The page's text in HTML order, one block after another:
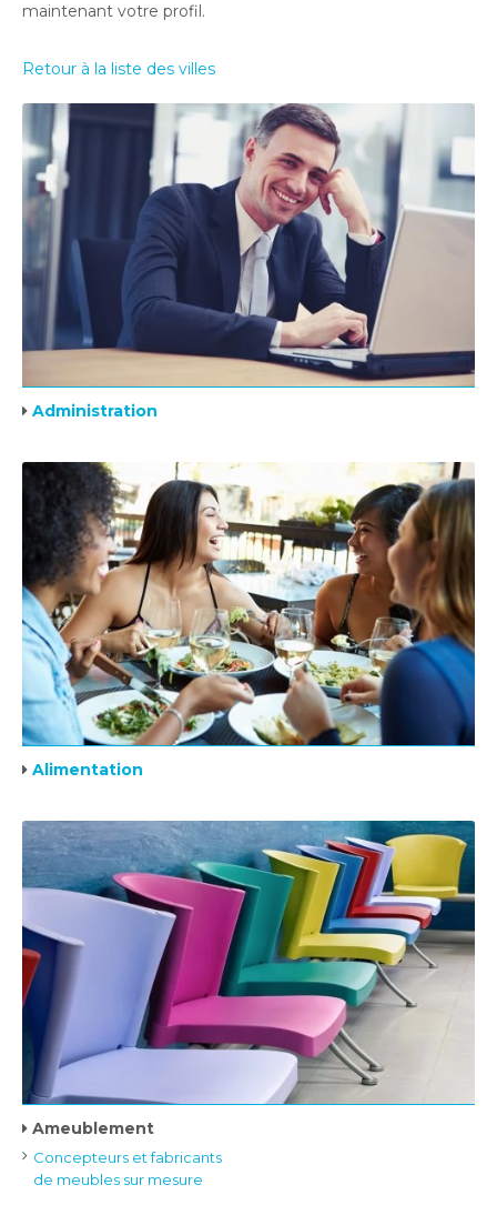
maintenant votre profil.
Retour à la liste des villes
Administration
Alimentation
Ameublement
Concepteurs et fabricants
de meubles sur mesure